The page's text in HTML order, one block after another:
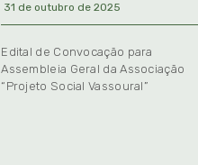
31 de outubro de 2025
Edital de Convocação para
Assembleia Geral da Associação
“Projeto Social Vassoural”